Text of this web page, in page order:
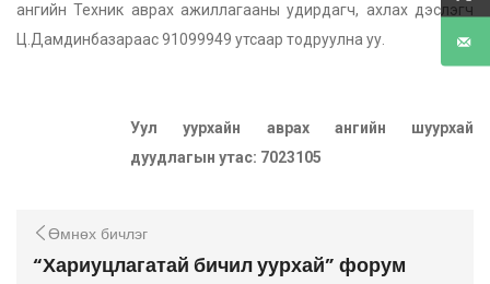
ангийн Техник аврах ажиллагааны удирдагч, ахлах дэслэгч
Ц.Дамдинбазараас 91099949 утсаар тодруулна уу.
Уул уурхайн аврах ангийн шуурхай
дуудлагын утас: 7023105
Өмнөх бичлэг
“Хариуцлагатай бичил уурхай” форум